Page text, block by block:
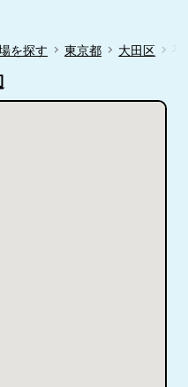
を探す 東京都 大田区 平